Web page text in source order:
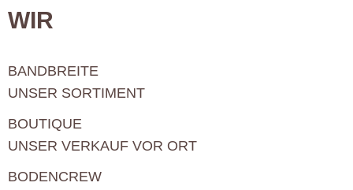
WIR
BANDBREITE
UNSER SORTIMENT
BOUTIQUE
UNSER VERKAUF VOR ORT
BODENCREW